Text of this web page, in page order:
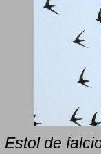
Estol de